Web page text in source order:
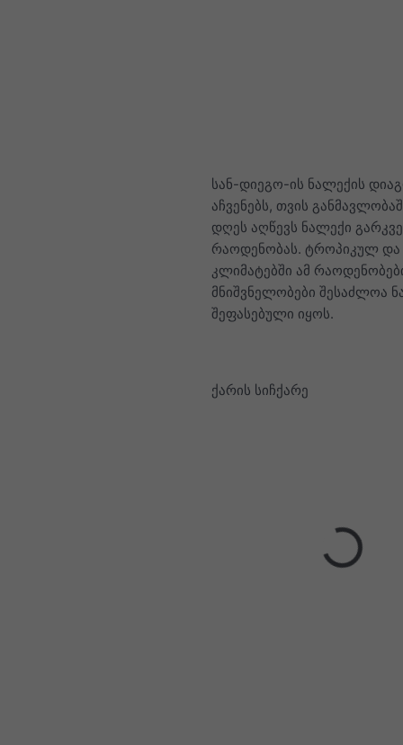
სან-დიეგო-ის ნალექის
აჩვენებს, თვის
დღეს აღწევს ნალექი
რაოდენობას. ტროპიკულ და
კლიმატებში ამ
მნიშვნელობები შესაძლოა
შეფასებული იყოს.
ქარის სიჩქარე